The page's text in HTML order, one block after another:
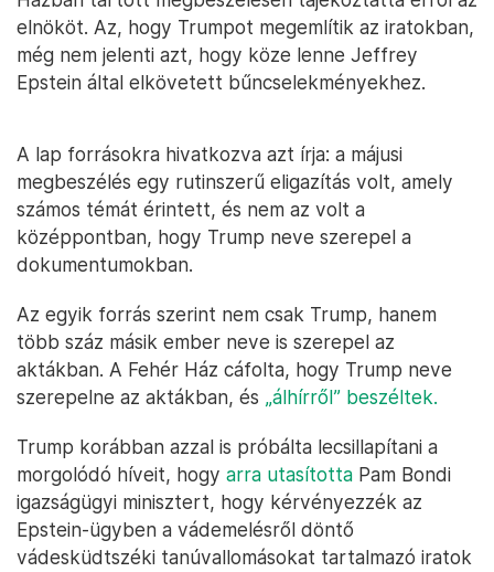
elnököt. Az, hogy Trumpot megemlítik az iratokban,
még nem jelenti azt, hogy köze lenne Jeffrey
Epstein által elkövetett bűncselekményekhez.
A lap forrásokra hivatkozva azt írja: a májusi
megbeszélés egy rutinszerű eligazítás volt, amely
számos témát érintett, és nem az volt a
középpontban, hogy Trump neve szerepel a
dokumentumokban.
Az egyik forrás szerint nem csak Trump, hanem
több száz másik ember neve is szerepel az
aktákban. A Fehér Ház cáfolta, hogy Trump neve
szerepelne az aktákban, és „álhírről” beszéltek.
Trump korábban azzal is próbálta lecsillapítani a
morgolódó híveit, hogy arra utasította Pam Bondi
igazságügyi minisztert, hogy kérvényezzék az
Epstein-ügyben a vádemelésről döntő
vádesküdtszéki tanúvallomásokat tartalmazó iratok